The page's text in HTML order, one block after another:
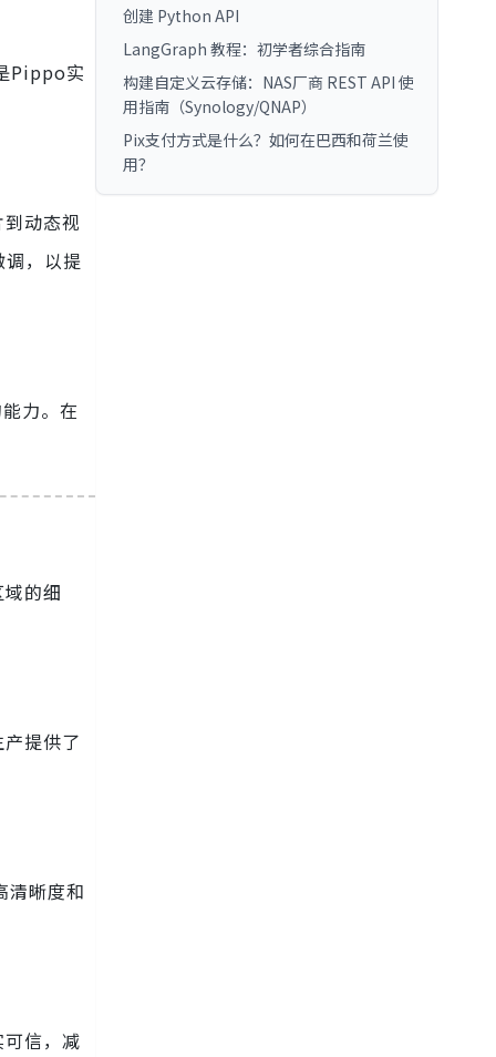
Pippo实
动态视
，以提
力。在
的细
提供了
清晰度和
信，减
创建 Python API
LangGraph 教程：初学者综合指南
构建自定义云存储：NAS厂商 REST API 使
用指南（Synology/QNAP）
Pix支付方式是什么？如何在巴西和荷兰使
用？